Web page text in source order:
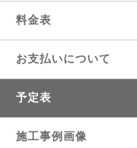
料金表
お支払いについて
予定表
施工事例画像